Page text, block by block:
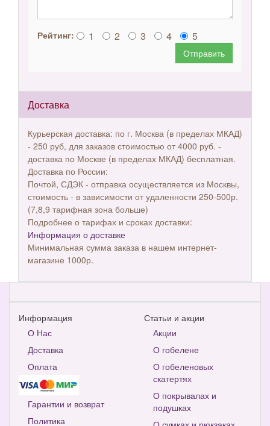
Рейтинг: 1 2 3 4 5
Отправить
Доставка
Курьерская доставка: по г. Москва (в пределах МКАД)
- 250 руб, для заказов стоимостью от 4000 руб. -
доставка по Москве (в пределах МКАД) бесплатная.
Доставка по России:
Почтой, СДЭК - отправка осуществляется из Москвы,
стоимость - в зависимости от удаленности 250-500р.
(7,8,9 тарифная зона больше)
Подробнее о тарифах и сроках доставки:
Информация о доставке
Минимальная сумма заказа в нашем интернет-
магазине 1000р.
Информация
О Нас
Доставка
Оплата
Гарантии и возврат
Политика
Статьи и акции
Акции
О гобелене
О гобеленовых
скатертях
О покрывалах и
подушках